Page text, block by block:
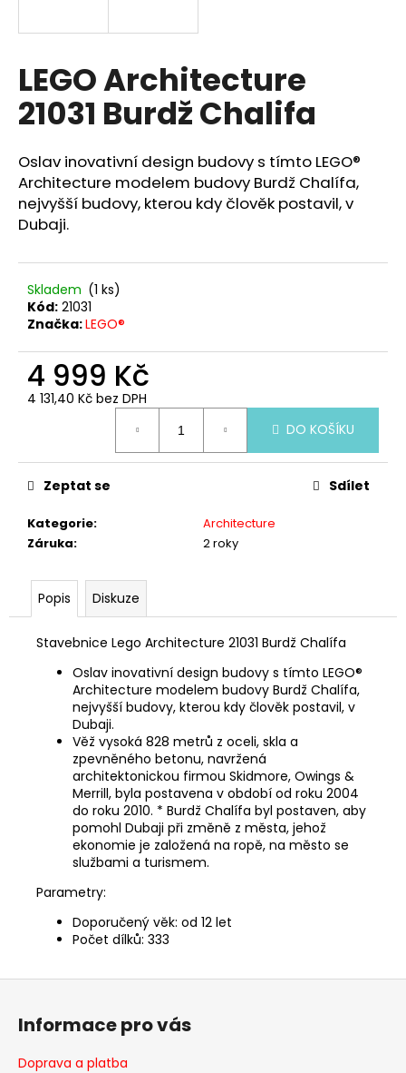
LEGO Architecture
21031 Burdž Chalifa
Oslav inovativní design budovy s tímto LEGO®
Architecture modelem budovy Burdž Chalífa,
nejvyšší budovy, kterou kdy člověk postavil, v
Dubaji.
Skladem (1 ks)
Kód: 21031
Značka:LEGO®
4 999 Kč
4 131,40 Kč bez DPH
DO KOŠÍKU
Kategorie:
Architecture
Záruka: 2 roky
Zeptat se Sdílet
Popis Diskuze
Stavebnice Lego Architecture 21031 Burdž Chalífa
Oslav inovativní design budovy s tímto LEGO®
Architecture modelem budovy Burdž Chalífa,
nejvyšší budovy, kterou kdy člověk postavil, v
Dubaji.
Věž vysoká 828 metrů z oceli, skla a
zpevněného betonu, navržená
architektonickou firmou Skidmore, Owings &
Merrill, byla postavena v období od roku 2004
do roku 2010. * Burdž Chalífa byl postaven, aby
pomohl Dubaji při změně z města, jehož
ekonomie je založená na ropě, na město se
službami a turismem.
Parametry:
Doporučený věk: od 12 let
Počet dílků: 333
í
t
?
HLEDAT
D
o
p
o
u
č
e
m
ICONS™10334
RETRO
RÁDIO
499
Z
Informace pro vás
Doprava a platba